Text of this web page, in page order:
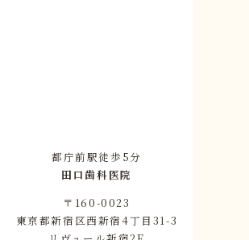
都庁前駅徒歩5分
田口歯科医院
〒160-0023
東京都新宿区西新宿4丁目31-3